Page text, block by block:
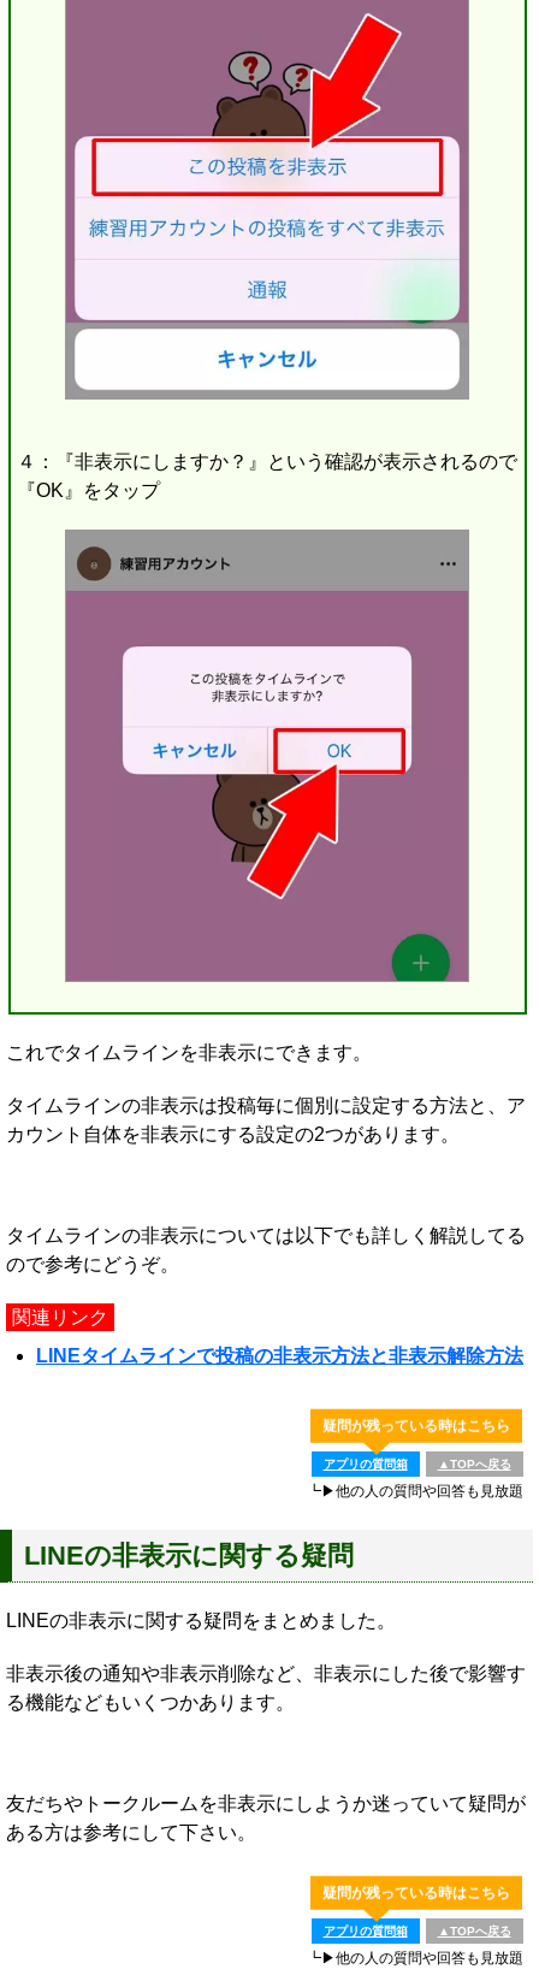
４：『非表示にしますか？』という確認が表示されるので
『OK』をタップ
これでタイムラインを非表示にできます。
タイムラインの非表示は投稿毎に個別に設定する方法と、ア
カウント自体を非表示にする設定の2つがあります。
タイムラインの非表示については以下でも詳しく解説してる
ので参考にどうぞ。
関連リンク
LINEタイムラインで投稿の非表示方法と非表示解除方法
疑問が残っている時はこちら
アプリの質問箱 ▲TOPへ戻る
┗▶他の人の質問や回答も見放題
LINEの非表示に関する疑問
LINEの非表示に関する疑問をまとめました。
非表示後の通知や非表示削除など、非表示にした後で影響す
る機能などもいくつかあります。
友だちやトークルームを非表示にしようか迷っていて疑問が
ある方は参考にして下さい。
疑問が残っている時はこちら
アプリの質問箱 ▲TOPへ戻る
┗▶他の人の質問や回答も見放題